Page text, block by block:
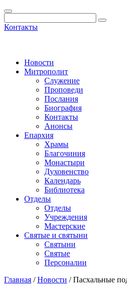
Контакты
Новости
Митрополит
Служение
Проповеди
Послания
Биография
Контакты
Анонсы
Епархия
Храмы
Благочиния
Монастыри
Духовенство
Календарь
Библиотека
Отделы
Отделы
Учреждения
Мастерские
Святые и святыни
Cвятыни
Cвятые
Персоналии
Главная /Новости /Пасхальные